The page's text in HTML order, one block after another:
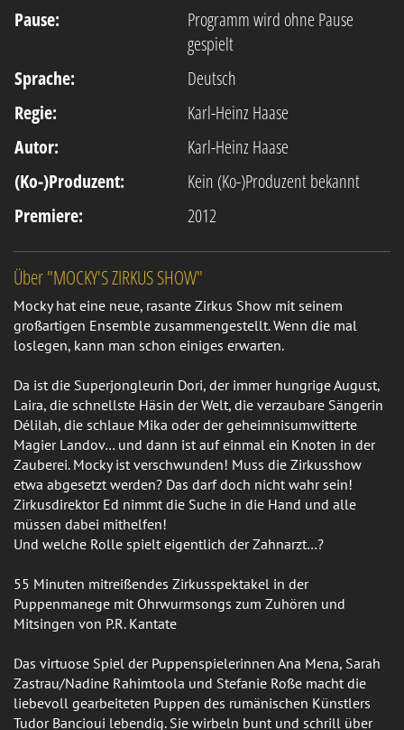
Pause:
Programm wird ohne Pause
gespielt
Sprache:
Deutsch
Regie:
Karl-Heinz Haase
Autor:
Karl-Heinz Haase
(Ko-)Produzent:
Kein (Ko-)Produzent bekannt
Premiere:
2012
Über "MOCKY'S ZIRKUS SHOW"
Mocky hat eine neue, rasante Zirkus Show mit seinem
großartigen Ensemble zusammengestellt. Wenn die mal
loslegen, kann man schon einiges erwarten.
Da ist die Superjongleurin Dori, der immer hungrige August,
Laira, die schnellste Häsin der Welt, die verzaubare Sängerin
Délilah, die schlaue Mika oder der geheimnisumwitterte
Magier Landov… und dann ist auf einmal ein Knoten in der
Zauberei. Mocky ist verschwunden! Muss die Zirkusshow
etwa abgesetzt werden? Das darf doch nicht wahr sein!
Zirkusdirektor Ed nimmt die Suche in die Hand und alle
müssen dabei mithelfen!
Und welche Rolle spielt eigentlich der Zahnarzt…?
55 Minuten mitreißendes Zirkusspektakel in der
Puppenmanege mit Ohrwurmsongs zum Zuhören und
Mitsingen von P.R. Kantate
Das virtuose Spiel der Puppenspielerinnen Ana Mena, Sarah
Zastrau/Nadine Rahimtoola und Stefanie Roße macht die
liebevoll gearbeiteten Puppen des rumänischen Künstlers
Tudor Bancioui lebendig. Sie wirbeln bunt und schrill über